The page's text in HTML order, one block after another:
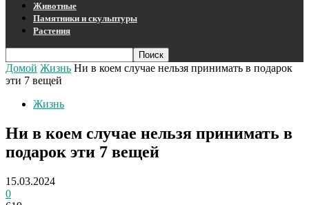
Животные
Памятники и скульптуры
Растения
Домой Жизнь Ни в коем случае нельзя принимать в подарок
эти 7 вещей
Жизнь
Ни в коем случае нельзя принимать в
подарок эти 7 вещей
15.03.2024
0